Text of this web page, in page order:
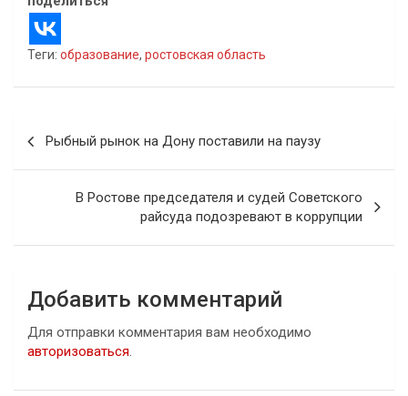
Теги: образование, ростовская область
записям
Рыбный рынок на Дону поставили на паузу
В Ростове председателя и судей Советского
райсуда подозревают в коррупции
Добавить комментарий
Для отправки комментария вам необходимо
авторизоваться.